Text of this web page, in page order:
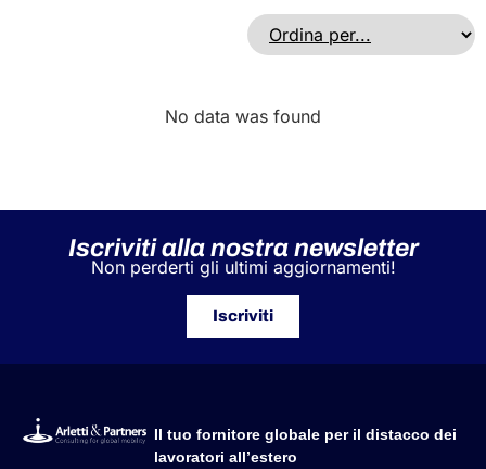
No data was found
Iscriviti alla nostra newsletter
Non perderti gli ultimi aggiornamenti!
Iscriviti
Il tuo fornitore globale per il distacco dei
lavoratori all’estero